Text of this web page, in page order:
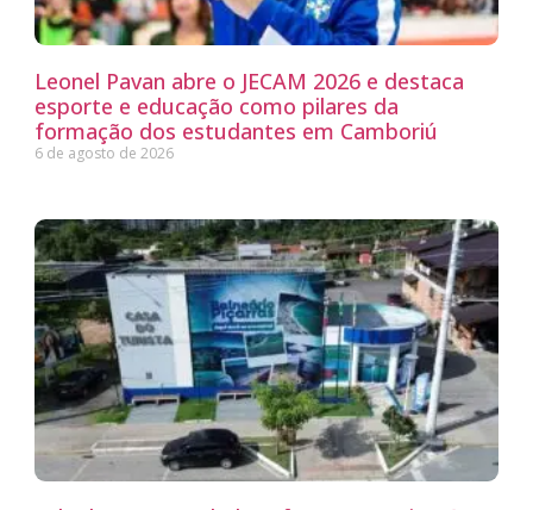
Leonel Pavan abre o JECAM 2026 e destaca
esporte e educação como pilares da
formação dos estudantes em Camboriú
6 de agosto de 2026